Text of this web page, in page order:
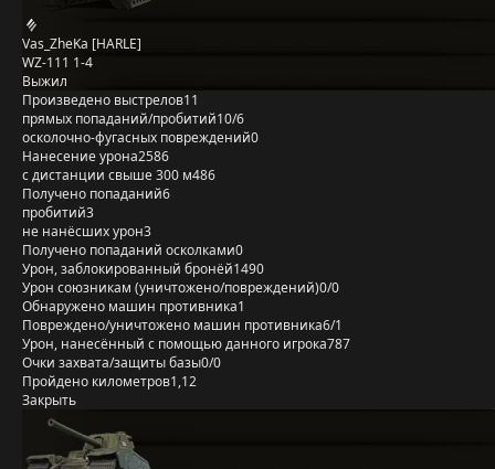
Vas_ZheKa [HARLE]
WZ-111 1-4
Выжил
Произведено выстрелов11
прямых попаданий/пробитий10/6
осколочно-фугасных повреждений0
Нанесение урона2586
с дистанции свыше 300 м486
Получено попаданий6
пробитий3
не нанёсших урон3
Получено попаданий осколками0
Урон, заблокированный бронёй1490
Урон союзникам (уничтожено/повреждений)0/0
Обнаружено машин противника1
Повреждено/уничтожено машин противника6/1
Урон, нанесённый с помощью данного игрока787
Очки захвата/защиты базы0/0
Пройдено километров1,12
Закрыть